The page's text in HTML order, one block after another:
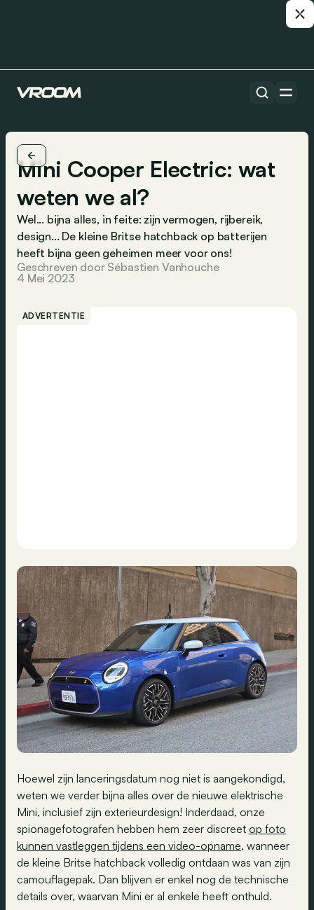
Mini Cooper Electric: wat
weten we al?
Wel... bijna alles, in feite: zijn vermogen, rijbereik,
design... De kleine Britse hatchback op batterijen
heeft bijna geen geheimen meer voor ons!
Geschreven door Sébastien Vanhouche
4 Mei 2023
ADVERTENTIE
Hoewel zijn lanceringsdatum nog niet is aangekondigd,
weten we verder bijna alles over de nieuwe elektrische
Mini, inclusief zijn exterieurdesign! Inderdaad, onze
spionagefotografen hebben hem zeer discreet op foto
kunnen vastleggen tijdens een video-opname, wanneer
de kleine Britse hatchback volledig ontdaan was van zijn
camouflagepak. Dan blijven er enkel nog de technische
details over, waarvan Mini er al enkele heeft onthuld.